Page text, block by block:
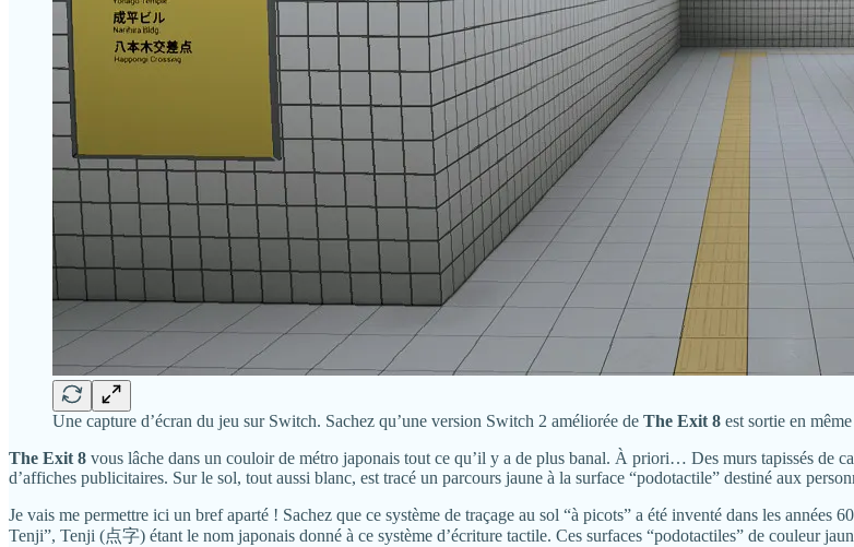
Une capture d’écran du jeu sur Switch. Sachez qu’une version Switch 2 améliorée de The Exit 8 est sortie en
The Exit 8 vous lâche dans un couloir de métro japonais tout ce qu’il y a de plus banal. À priori… Des murs tapissés de
d’affiches publicitaires. Sur le sol, tout aussi blanc, est tracé un parcours jaune à la surface “podotactile” destiné aux
Je vais me permettre ici un bref aparté ! Sachez que ce système de traçage au sol “à picots” a été inventé dans les
Tenji”, Tenji (点字) étant le nom japonais donné à ce système d’écriture tactile. Ces surfaces “podotactiles” de couleur